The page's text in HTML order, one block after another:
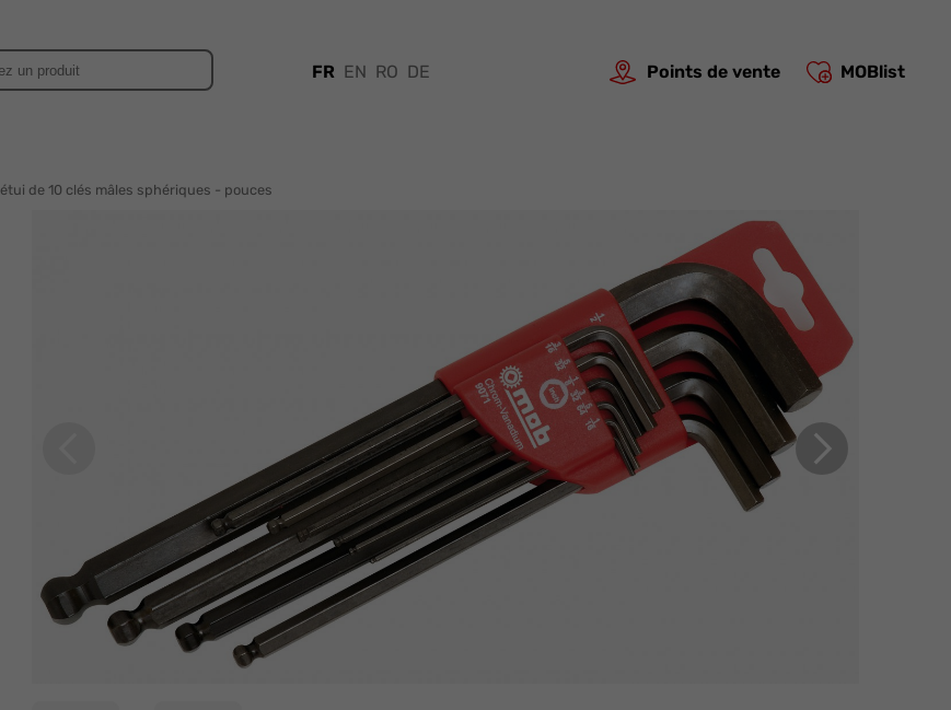
FR EN RO DE Points de vente MOBlist
étui de 10 clés mâles sphériques - pouces